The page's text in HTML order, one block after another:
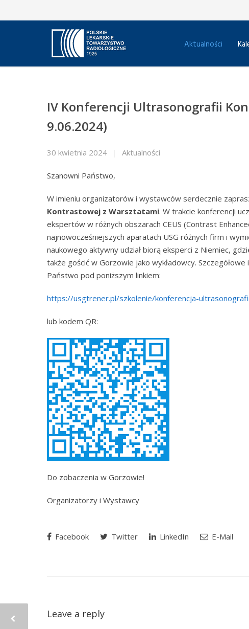
Aktualności
IV Konferencji Ultrasonografii
9.06.2024)
30 kwietnia 2024 Aktualności
Szanowni Państwo,
W imieniu organizatorów i wystawców serdecznie
Kontrastowej z Warsztatami. W trakcie konferencji
ekspertów w różnych obszarach CEUS (Contrast
najnowocześniejszych aparatach USG różnych firm i
naukowego aktywny udział biorą eksperci z Niemiec,
także gościć w Gorzowie jako wykładowcy.
Państwo pod poniższym linkiem:
https://usgtrener.pl/szkolenie/konferencja-
lub kodem QR:
Do zobaczenia w Gorzowie!
Organizatorzy i Wystawcy
Facebook Twitter LinkedIn E-Mail
Leave a reply